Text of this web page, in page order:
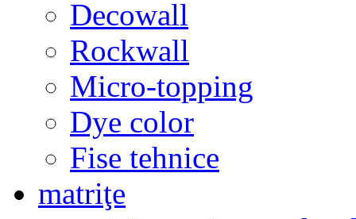
Decowall
Rockwall
Micro-topping
Dye color
Fise tehnice
matriţe